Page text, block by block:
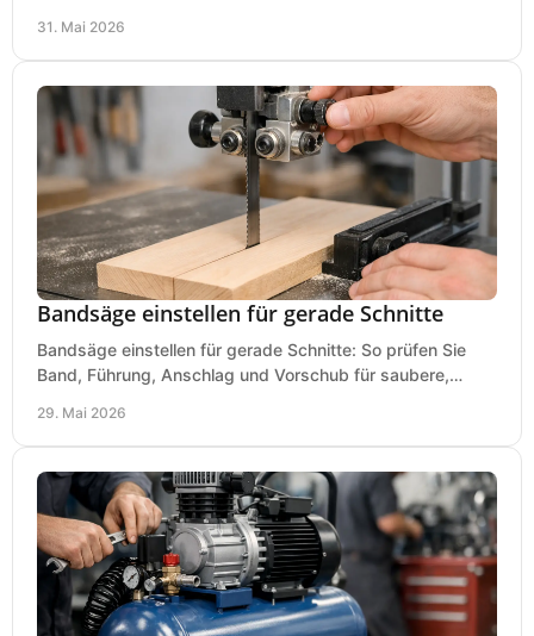
31. Mai 2026
Bandsäge einstellen für gerade Schnitte
Bandsäge einstellen für gerade Schnitte: So prüfen Sie
Band, Führung, Anschlag und Vorschub für saubere,
29. Mai 2026